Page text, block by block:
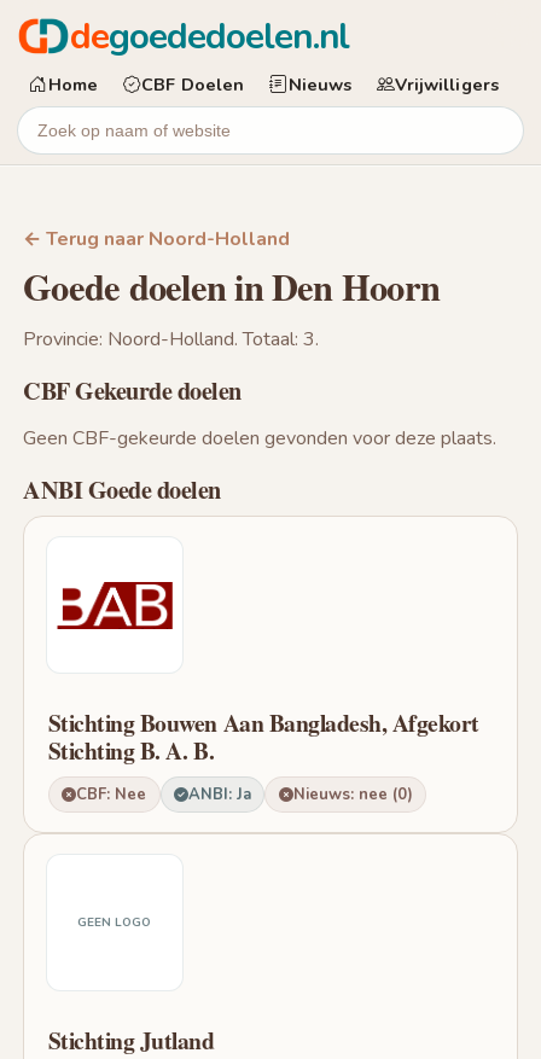
degoededoelen.nl
Home CBF Doelen Nieuws Vrijwilligers
← Terug naar Noord-Holland
Goede doelen in Den Hoorn
Provincie: Noord-Holland. Totaal: 3.
CBF Gekeurde doelen
Geen CBF-gekeurde doelen gevonden voor deze plaats.
ANBI Goede doelen
Stichting Bouwen Aan Bangladesh, Afgekort
Stichting B. A. B.
CBF: Nee ANBI: Ja Nieuws: nee (0)
GEEN LOGO
Stichting Jutland